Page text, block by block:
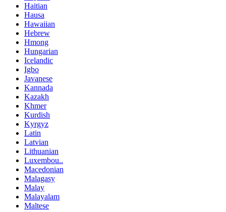
Haitian
Hausa
Hawaiian
Hebrew
Hmong
Hungarian
Icelandic
Igbo
Javanese
Kannada
Kazakh
Khmer
Kurdish
Kyrgyz
Latin
Latvian
Lithuanian
Luxembou..
Macedonian
Malagasy
Malay
Malayalam
Maltese